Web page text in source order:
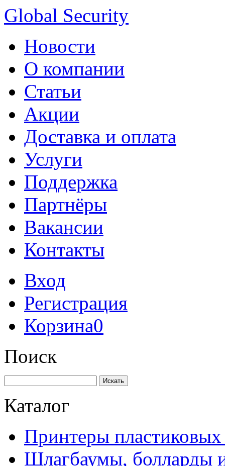
Global Security
Новости
О компании
Статьи
Акции
Доставка и оплата
Услуги
Поддержка
Партнёры
Вакансии
Контакты
Вход
Регистрация
Корзина0
Поиск
Искать
Каталог
Принтеры пластиковых
Шлагбаумы, болларды